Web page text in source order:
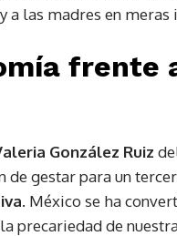
a las madres en meras
frente
González Ruiz
gestar para un
. México se ha
precariedad de